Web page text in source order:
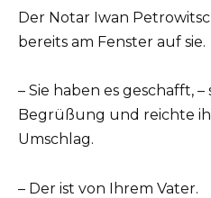
Der Notar Iwan
bereits am Fenster auf sie.
– Sie haben es geschafft,
Begrüßung und reichte
Umschlag.
– Der ist von Ihrem Vater.